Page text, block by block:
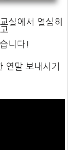
실에서 열심히
니다!
연말 보내시기